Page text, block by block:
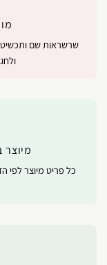
שרשראות שם
כל פריט מיוצר לפי